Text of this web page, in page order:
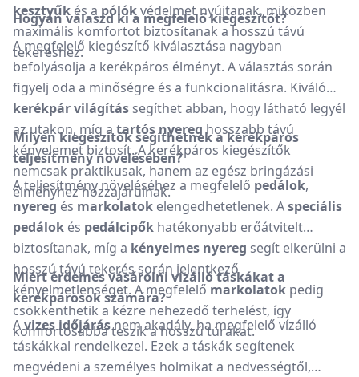
kesztyűk és a pólókvédelmet nyújtanak, miközben
maximális komfortot biztosítanak a hosszú távú
tekeréshez.
Hogyan válaszd ki a megfelelő kiegészítőt?
A megfelelő kiegészítő kiválasztása nagyban
befolyásolja a kerékpáros élményt. A választás során
figyelj oda a minőségre és a funkcionalitásra. Kiváló
kerékpár világítás segíthet abban, hogy látható legyél
az utakon, míg atartós nyereghosszabb távú
kényelemet biztosít. A kerékpáros kiegészítők
nemcsak praktikusak, hanem az egész bringázási
élményhez hozzájárulnak.
Milyen kiegészítők segíthetnek a kerékpáros
teljesítmény növelésében?
A teljesítmény növeléséhez a megfelelő pedálok,
nyereg és markolatok elengedhetetlenek. Aspeciális
pedálok és pedálcipők hatékonyabb erőátvitelt
biztosítanak, míg a kényelmes nyereg segít elkerülni a
hosszú távú tekerés során jelentkező
kényelmetlenséget. A megfelelő markolatok pedig
csökkenthetik a kézre nehezedő terhelést, így
komfortosabbá teszik a hosszú túrákat.
Miért érdemes vásárolni vízálló táskákat a
kerékpárosok számára?
Avizes időjárásnem akadály, ha megfelelő vízálló
táskákkal rendelkezel. Ezek a táskák segítenek
megvédeni a személyes holmikat a nedvességtől,